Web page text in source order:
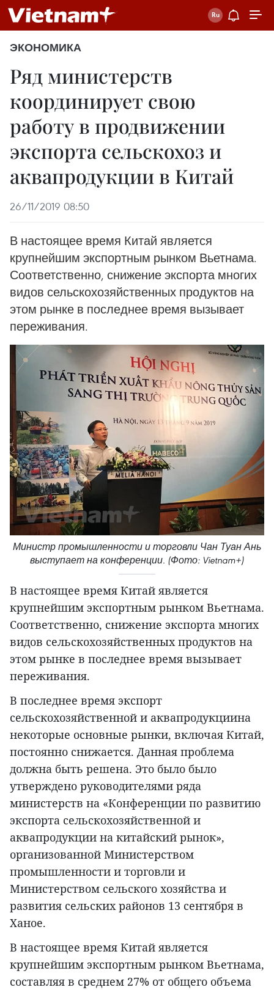
ЭКОНОМИКА
Ряд министерств
координирует свою
работу в продвижении
экспорта сельскохоз и
аквапродукции в Китай
26/11/2019 08:50
В настоящее время Китай является
крупнейшим экспортным рынком Вьетнама.
Соответственно, снижение экспорта многих
видов сельскохозяйственных продуктов на
этом рынке в последнее время вызывает
переживания.
Министр промышленности и торговли Чан Туан Ань
выступает на конференции. (Фото: Vietnam+)
В настоящее время Китай является
крупнейшим экспортным рынком Вьетнама.
Соответственно, снижение экспорта многих
видов сельскохозяйственных продуктов на
этом рынке в последнее время вызывает
переживания.
В последнее время экспорт
сельскохозяйственной и аквапродукциина
некоторые основные рынки, включая Китай,
постоянно снижается. Данная проблема
должна быть решена. Это было было
утверждено руководителями ряда
министерств на «Конференции по развитию
экспорта сельскохозяйственной и
аквапродукции на китайский рынок»,
организованной Министерством
промышленности и торговли и
Министерством сельского хозяйства и
развития сельских районов 13 сентября в
Ханое.
В настоящее время Китай является
крупнейшим экспортным рынком Вьетнама,
составляя в среднем 27% от общего объема